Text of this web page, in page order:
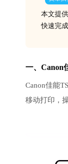
本文提
快速完
一、Canon
Canon佳能
移动打印，